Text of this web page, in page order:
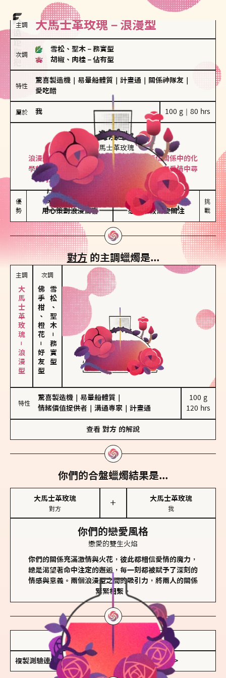
主調 大馬士革玫瑰－浪漫型
次調
雪松、聖木 － 務實型
胡椒、肉桂 － 佔有型
特性
驚喜製造機 易暈船體質 計畫通 關係神隊友
愛吃醋
屬於 我 100 g｜80 hrs
浪漫型
大馬士革玫瑰
浪漫型的人以激情與性吸引力為基礎，深信關係中的化
學效應，認為每次相遇都是命中註定。傾向在愛情中尋
找火花，經常表達對另一半的愛意和讚美。
優
勢
保持戀愛新鮮感
用心策劃浪漫驚喜
情緒起伏較大
感情中較需要關注
挑
戰
對方的主調蠟燭是...
主調
大馬士革玫瑰－浪漫型
次調
佛手柑、橙花
－
好友型
雪松、聖木
－
務實型
特性
驚喜製造機 易暈船體質
情緒價值提供者
溝通專家 計畫通
100 g
120 hrs
查看 對方 的解說
你們的合盤蠟燭結果是...
大馬士革玫瑰
對方
＋
大馬士革玫瑰
我
你們的戀愛風格
戀愛的雙生火焰
你們的關係充滿激情與火花，彼此都相信愛情的魔力，
總是渴望著命中注定的邂逅，每一刻都被賦予了深刻的
情感與意義。兩個浪漫型之間的吸引力，將兩人的關係
緊緊相繫。
儲存我的結果圖
複製測驗連結 查看香氛類型全解析 >>>